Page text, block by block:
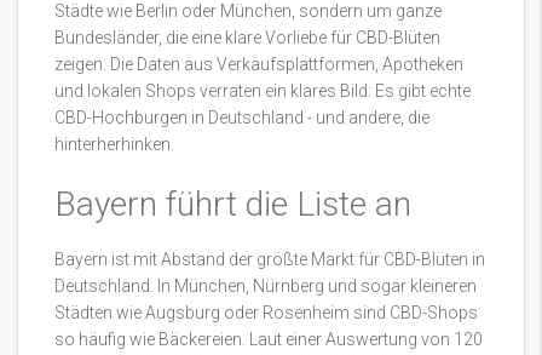
Städte wie Berlin oder München, sondern um ganze
Bundesländer, die eine klare Vorliebe für CBD-Blüten
zeigen. Die Daten aus Verkaufsplattformen, Apotheken
und lokalen Shops verraten ein klares Bild: Es gibt echte
CBD-Hochburgen in Deutschland - und andere, die
hinterherhinken.
Bayern führt die Liste an
Bayern ist mit Abstand der größte Markt für CBD-Blüten in
Deutschland. In München, Nürnberg und sogar kleineren
Städten wie Augsburg oder Rosenheim sind CBD-Shops
so häufig wie Bäckereien. Laut einer Auswertung von 120